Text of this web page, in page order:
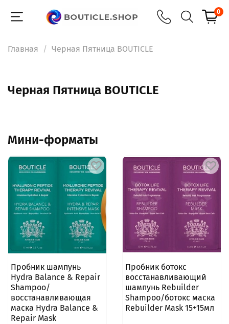
0
Главная Черная Пятница BOUTICLE
Черная Пятница BOUTICLE
Мини-форматы
Пробник шампунь
Hydra Balance & Repair
Shampoo/
восстанавливающая
маска Hydra Balance &
Repair Mask
Пробник ботокс
восстанавливающий
шампунь Rebuilder
Shampoo/ботокс маска
Rebuilder Mask 15+15мл